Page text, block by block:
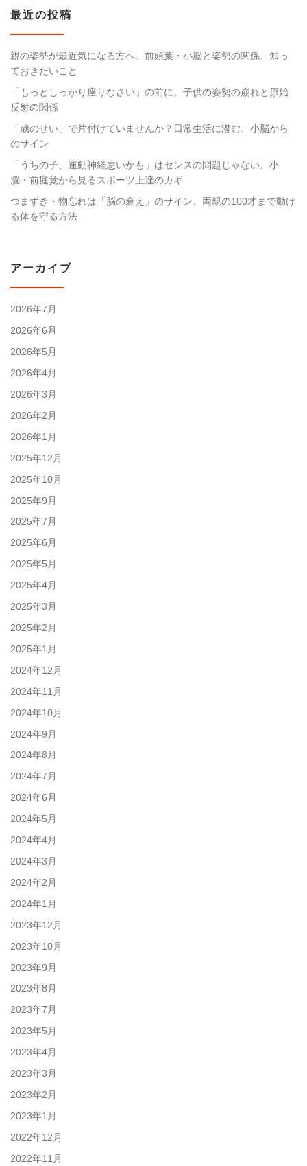
最近の投稿
親の姿勢が最近気になる方へ。前頭葉・小脳と姿勢の関係、知っ
ておきたいこと
「もっとしっかり座りなさい」の前に。子供の姿勢の崩れと原始
反射の関係
「歳のせい」で片付けていませんか？日常生活に潜む、小脳から
のサイン
「うちの子、運動神経悪いかも」はセンスの問題じゃない。小
脳・前庭覚から見るスポーツ上達のカギ
つまずき・物忘れは「脳の衰え」のサイン。両親の100才まで動け
る体を守る方法
アーカイブ
2026年7月
2026年6月
2026年5月
2026年4月
2026年3月
2026年2月
2026年1月
2025年12月
2025年10月
2025年9月
2025年7月
2025年6月
2025年5月
2025年4月
2025年3月
2025年2月
2025年1月
2024年12月
2024年11月
2024年10月
2024年9月
2024年8月
2024年7月
2024年6月
2024年5月
2024年4月
2024年3月
2024年2月
2024年1月
2023年12月
2023年10月
2023年9月
2023年8月
2023年7月
2023年5月
2023年4月
2023年3月
2023年2月
2023年1月
2022年12月
2022年11月